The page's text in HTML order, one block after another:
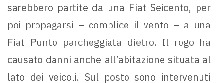
sarebbero partite da una Fiat Seicento, per
poi propagarsi – complice il vento – a una
Fiat Punto parcheggiata dietro. Il rogo ha
causato danni anche all’abitazione situata al
lato dei veicoli. Sul posto sono intervenuti